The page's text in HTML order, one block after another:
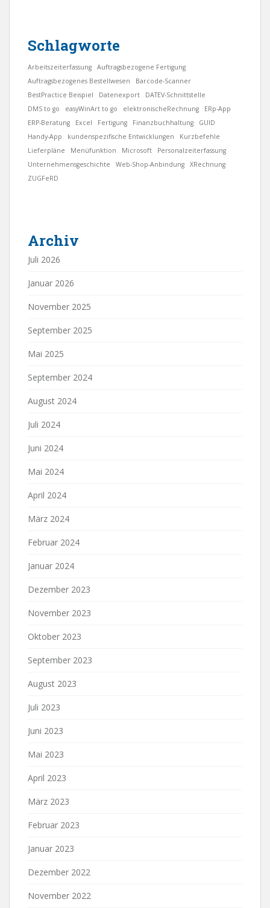
Schlagworte
Arbeitszeiterfassung
Auftragsbezogene Fertigung
Auftragsbezogenes Bestellwesen
Barcode-Scanner
BestPractice Beispiel
Datenexport
DATEV-Schnittstelle
DMS to go
easyWinArt to go elektronischeRechnung
ERp-App
ERP-Beratung
Excel Fertigung Finanzbuchhaltung
GUID
Handy-App
kundenspezifische Entwicklungen
Kurzbefehle
Lieferpläne
Menüfunktion Microsoft
Personalzeiterfassung
Unternehmensgeschichte
Web-Shop-Anbindung
XRechnung
ZUGFeRD
Archiv
Juli 2026
Januar 2026
November 2025
September 2025
Mai 2025
September 2024
August 2024
Juli 2024
Juni 2024
Mai 2024
April 2024
März 2024
Februar 2024
Januar 2024
Dezember 2023
November 2023
Oktober 2023
September 2023
August 2023
Juli 2023
Juni 2023
Mai 2023
April 2023
März 2023
Februar 2023
Januar 2023
Dezember 2022
November 2022